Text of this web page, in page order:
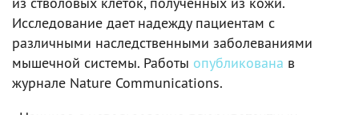
Исследование дает надежду пациентам с
различными наследственными заболеваниями
мышечной системы. Работы опубликована в
журнале Nature Communications.